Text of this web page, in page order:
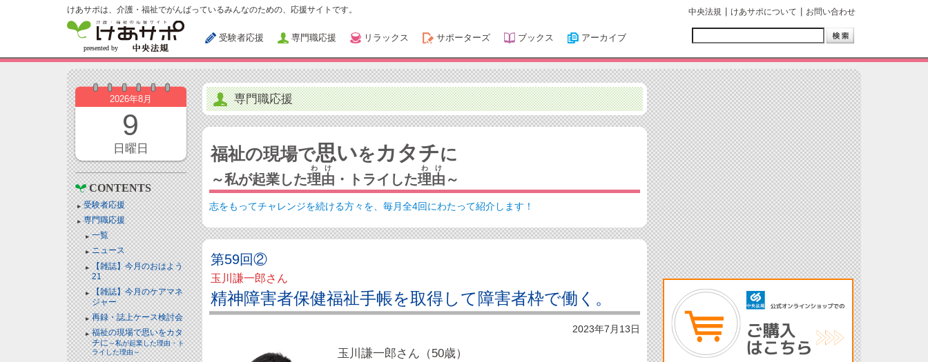
けあサポは、介護・福祉でがんばっているみんなのための、応援サイトです。
受験者応援 専門職応援 リラックス サポーターズ ブックス アーカイブ
中央法規 けあサポについて お問い合わせ
2026年8月
9
日曜日
CONTENTS
受験者応援
専門職応援
一覧
ニュース
【雑誌】今月のおはよう
21
【雑誌】今月のケアマネ
ジャー
再録・誌上ケース検討会
福祉の現場で思いをカタ
チに～私が起業した理由・ト
ライした理由～
専門職応援
福祉の現場で思いを カタチに
～私が起業した理由
わけ
・トライした理由
わけ
～
志をもってチャレンジを続ける方々を、毎月全4回にわたって紹介します！
第59回②
玉川謙一郎さん
精神障害者保健福祉手帳を取得して障害者枠で働く。
2023年7月13日
玉川謙一郎さん（50歳）